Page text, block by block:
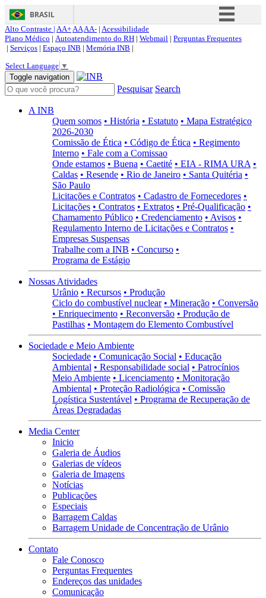
BRASIL
Simplifique!
Acesso à informação
Canais
Alto Contraste | AA+AAAA- | Acessibilidade
Plano Médico | Autoatendimento do RH | Webmail | Perguntas Frequentes
| Serviços | Espaço INB | Memória INB |
Select Language ▼
Toggle navigation
Pesquisar Search
A INB
Quem somos • História • Estatuto • Mapa Estratégico
2026-2030
Comissão de Ética • Código de Ética • Regimento
Interno • Fale com a Comissao
Onde estamos • Buena • Caetité • EIA - RIMA URA •
Caldas • Resende • Rio de Janeiro • Santa Quitéria •
São Paulo
Licitações e Contratos • Cadastro de Fornecedores •
Licitações • Contratos • Extratos • Pré-Qualificação •
Chamamento Público • Credenciamento • Avisos •
Regulamento Interno de Licitações e Contratos •
Empresas Suspensas
Trabalhe com a INB • Concurso •
Programa de Estágio
Nossas Atividades
Urânio • Recursos • Produção
Ciclo do combustível nuclear • Mineração • Conversão
• Enriquecimento • Reconversão • Produção de
Pastilhas • Montagem do Elemento Combustível
Sociedade e Meio Ambiente
Sociedade • Comunicação Social • Educação
Ambiental • Responsabilidade social • Patrocínios
Meio Ambiente • Licenciamento • Monitoração
Ambiental • Proteção Radiológica • Comissão
Logística Sustentável • Programa de Recuperação de
Áreas Degradadas
Media Center
Inicio
Galeria de Áudios
Galerias de vídeos
Galeria de Imagens
Notícias
Publicações
Especiais
Barragem Caldas
Barragem Unidade de Concentração de Urânio
Contato
Fale Conosco
Perguntas Frequentes
Endereços das unidades
Comunicação